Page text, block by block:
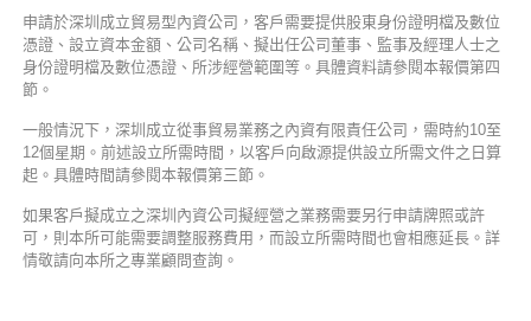
申請於深圳成立貿易型內資公司，客戶需要提供股東身份證明檔及數位
憑證、設立資本金額、公司名稱、擬出任公司董事、監事及經理人士之
身份證明檔及數位憑證、所涉經營範圍等。具體資料請參閱本報價第四
節。
一般情況下，深圳成立從事貿易業務之內資有限責任公司，需時約10至
12個星期。前述設立所需時間，以客戶向啟源提供設立所需文件之日算
起。具體時間請參閱本報價第三節。
如果客戶擬成立之深圳內資公司擬經營之業務需要另行申請牌照或許
可，則本所可能需要調整服務費用，而設立所需時間也會相應延長。詳
情敬請向本所之專業顧問查詢。